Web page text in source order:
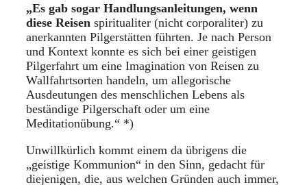
„Es gab sogar Handlungsanleitungen, wenn
diese Reisen spiritualiter (nicht corporaliter) zu
anerkannten Pilgerstätten führten. Je nach Person
und Kontext konnte es sich bei einer geistigen
Pilgerfahrt um eine Imagination von Reisen zu
Wallfahrtsorten handeln, um allegorische
Ausdeutungen des menschlichen Lebens als
beständige Pilgerschaft oder um eine
Meditationübung.“ *)
Unwillkürlich kommt einem da übrigens die
„geistige Kommunion“ in den Sinn, gedacht für
diejenigen, die, aus welchen Gründen auch immer,